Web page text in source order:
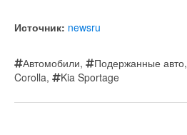
Источник: newsru
Автомобили, Подержанные авто,
Corolla, Kia Sportage